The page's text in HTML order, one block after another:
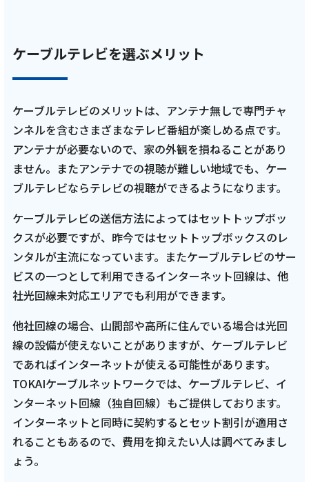
ケーブルテレビを選ぶメリット
ケーブルテレビのメリットは、アンテナ無しで専門チャ
ンネルを含むさまざまなテレビ番組が楽しめる点です。
アンテナが必要ないので、家の外観を損ねることがあり
ません。またアンテナでの視聴が難しい地域でも、ケー
ブルテレビならテレビの視聴ができるようになります。
ケーブルテレビの送信方法によってはセットトップボッ
クスが必要ですが、昨今ではセットトップボックスのレ
ンタルが主流になっています。またケーブルテレビのサー
ビスの一つとして利用できるインターネット回線は、他
社光回線未対応エリアでも利用ができます。
他社回線の場合、山間部や高所に住んでいる場合は光回
線の設備が使えないことがありますが、ケーブルテレビ
であればインターネットが使える可能性があります。
TOKAIケーブルネットワークでは、ケーブルテレビ、イ
ンターネット回線（独自回線）もご提供しております。
インターネットと同時に契約するとセット割引が適用さ
れることもあるので、費用を抑えたい人は調べてみまし
ょう。